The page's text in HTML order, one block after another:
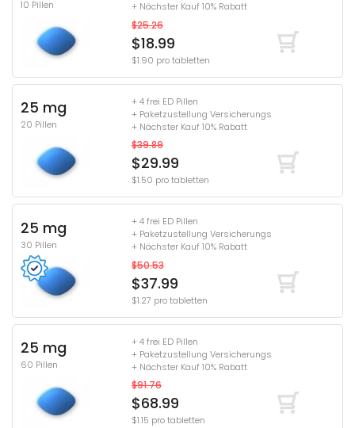
10 Pillen
+ Nächster Kauf 10% Rabatt
$25.26
$18.99
$1.90 pro tabletten
25 mg
20 Pillen
+ 4 frei ED Pillen
+ Paketzustellung Versicherungs
+ Nächster Kauf 10% Rabatt
$39.89
$29.99
$1.50 pro tabletten
25 mg
30 Pillen
+ 4 frei ED Pillen
+ Paketzustellung Versicherungs
+ Nächster Kauf 10% Rabatt
$50.53
$37.99
$1.27 pro tabletten
25 mg
60 Pillen
+ 4 frei ED Pillen
+ Paketzustellung Versicherungs
+ Nächster Kauf 10% Rabatt
$91.76
$68.99
$1.15 pro tabletten